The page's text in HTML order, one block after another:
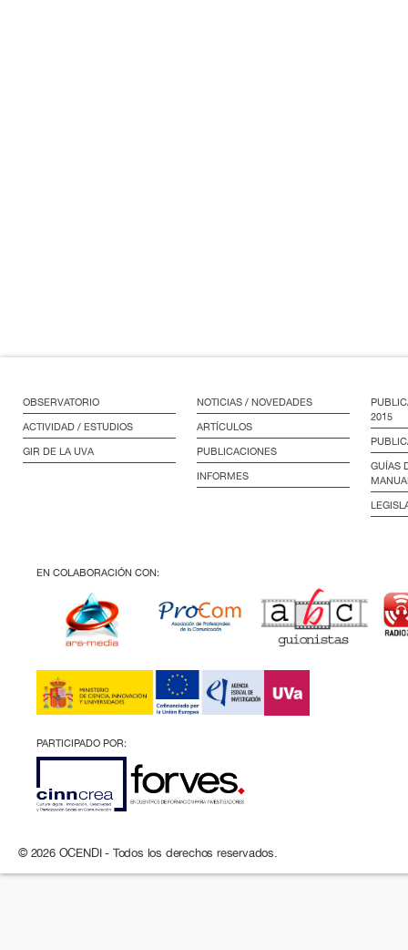
OBSERVATORIO
ACTIVIDAD / ESTUDIOS
GIR DE LA UVA
NOTICIAS / NOVEDADES
ARTÍCULOS
PUBLICACIONES
INFORMES
2015
GUÍAS
EN COLABORACIÓN CON:
PARTICIPADO POR:
© 2026 OCENDI - Todos los derechos reservados.